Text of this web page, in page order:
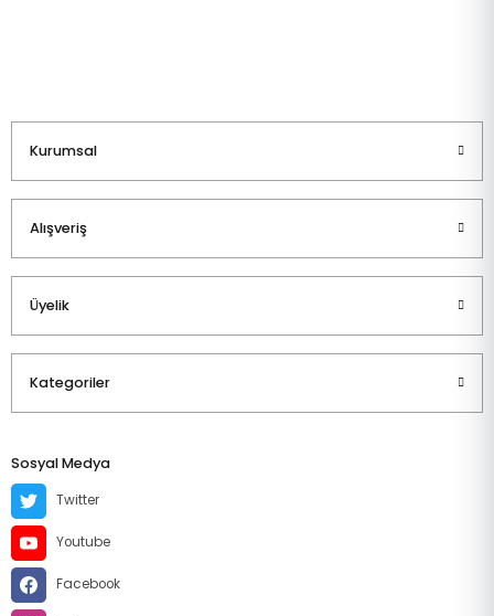
Kurumsal
Alışveriş
Üyelik
Kategoriler
Sosyal Medya
Twitter
Youtube
Facebook